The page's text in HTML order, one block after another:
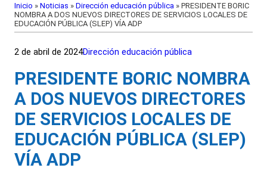
Inicio » Noticias » Dirección educación pública » PRESIDENTE BORIC
NOMBRA A DOS NUEVOS DIRECTORES DE SERVICIOS LOCALES DE
EDUCACIÓN PÚBLICA (SLEP) VÍA ADP
2 de abril de 2024Dirección educación pública
PRESIDENTE BORIC NOMBRA
A DOS NUEVOS DIRECTORES
DE SERVICIOS LOCALES DE
EDUCACIÓN PÚBLICA (SLEP)
VÍA ADP